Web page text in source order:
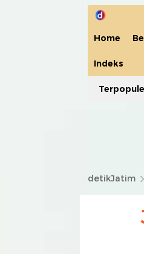
Home
Indeks
detikJatim